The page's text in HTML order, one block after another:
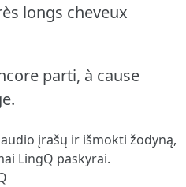
longs cheveux
parti, à cause
įrašų ir išmokti žodyną,
LingQ paskyrai.